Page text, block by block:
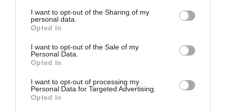
not limited to your visit or usage behaviour. You may click to
grant or deny consent to Google and its third-party tags to
use your data for below specified purposes in below Google
consent section.
I want to opt-out of the Sharing of my
personal data.
Opted In
I want to opt-out of the Sale of my
Personal Data.
Opted In
I want to opt-out of processing my
Personal Data for Targeted Advertising.
Opted In
02.08.2026 | 19:44
ΔΙΑΔΩΣΤΕ ΤΟ ΑΡΘΡΟ